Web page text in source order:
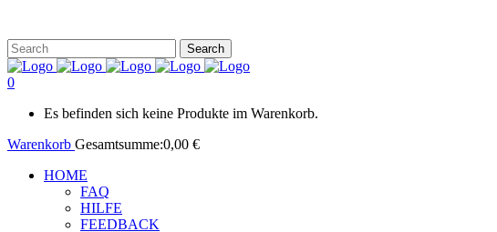
0
Es befinden sich keine Produkte im Warenkorb.
Warenkorb Gesamtsumme:0,00 €
HOME
FAQ
HILFE
FEEDBACK